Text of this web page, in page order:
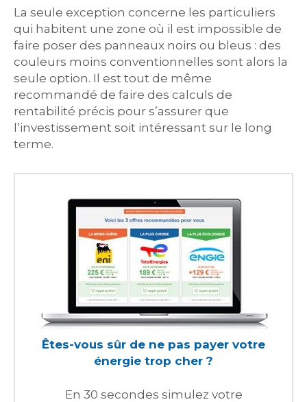
La seule exception concerne les particuliers
qui habitent une zone où il est impossible de
faire poser des panneaux noirs ou bleus : des
couleurs moins conventionnelles sont alors la
seule option. Il est tout de même
recommandé de faire des calculs de
rentabilité précis pour s’assurer que
l’investissement soit intéressant sur le long
terme.
Êtes-vous sûr de ne pas payer votre
énergie trop cher ?
En 30 secondes simulez votre